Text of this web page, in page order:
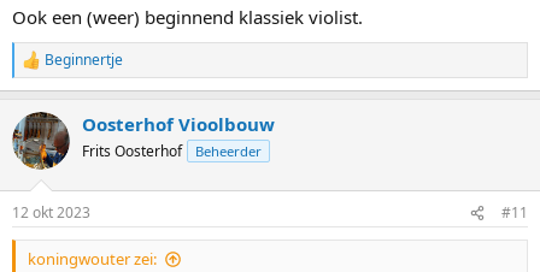
Ook een (weer) beginnend klassiek violist.
W
a
r
d
e
n
g
Beginnertje
Oosterhof Vioolbouw
Frits Oosterhof Beheerder
12 okt 2023 #11
koningwouter zei: